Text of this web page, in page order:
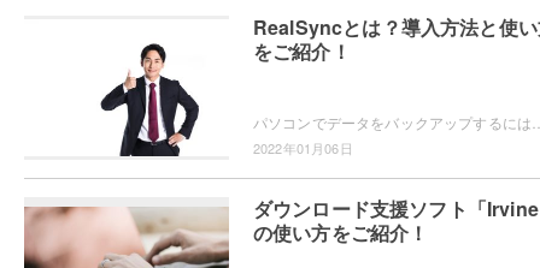
RealSyncとは？導入方法と使
をご紹介！
2022年01月06日
ダウンロード支援ソフト「
の使い方をご紹介！